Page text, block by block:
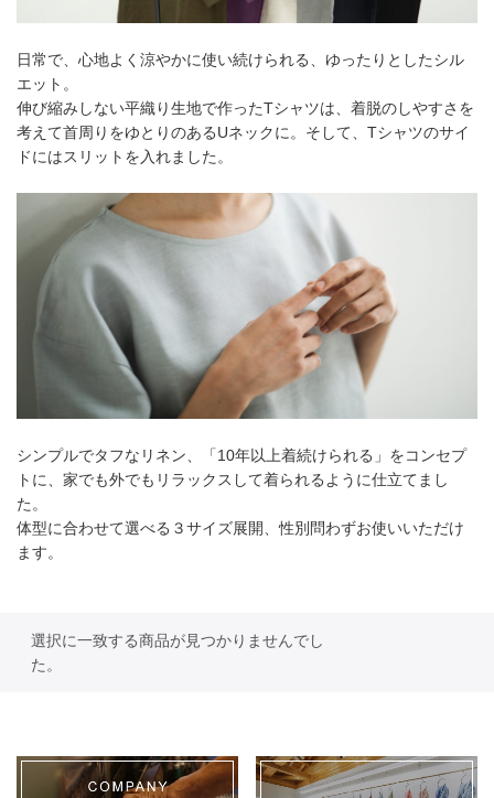
日常で、心地よく涼やかに使い続けられる、ゆったりとしたシル
エット。
伸び縮みしない平織り生地で作ったTシャツは、着脱のしやすさを
考えて首周りをゆとりのあるUネックに。そして、Tシャツのサイ
ドにはスリットを入れました。
シンプルでタフなリネン、「10年以上着続けられる」をコンセプ
トに、家でも外でもリラックスして着られるように仕立てまし
た。
体型に合わせて選べる３サイズ展開、性別問わずお使いいただけ
ます。
選択に一致する商品が見つかりませんでし
た。